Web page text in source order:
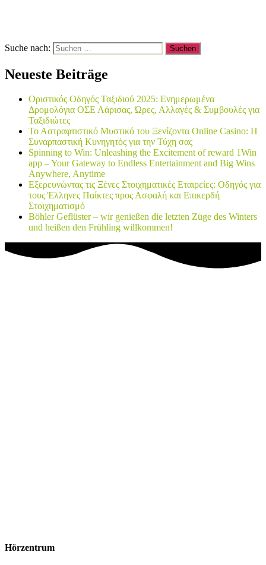
Suche nach:
Neueste Beiträge
Οριστικός Οδηγός Ταξιδιού 2025: Ενημερωμένα
Δρομολόγια ΟΣΕ Λάρισας, Ώρες, Αλλαγές & Συμβουλές για
Ταξιδιώτες
Το Αστραφτιστικό Μυστικό του Ξενίζοντα Online Casino: Η
Συναρπαστική Κυνηγητός για την Τύχη σας
Spinning to Win: Unleashing the Excitement of reward 1Win
app – Your Gateway to Endless Entertainment and Big Wins
Anywhere, Anytime
Εξερευνώντας τις Ξένες Στοιχηματικές Εταιρείες: Οδηγός για
τους Έλληνες Παίκτες προς Ασφαλή και Επικερδή
Στοιχηματισμό
Böhler Geflüster – wir genießen die letzten Züge des Winters
und heißen den Frühling willkommen!
Hörzentrum